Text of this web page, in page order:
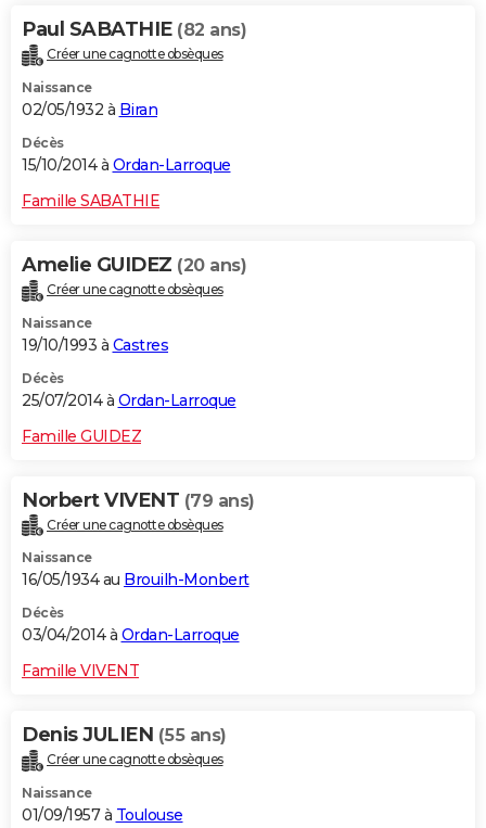
Paul SABATHIE (82 ans)
Créer une cagnotte obsèques
Naissance
02/05/1932 à Biran
Décès
15/10/2014 à Ordan-Larroque
Famille SABATHIE
Amelie GUIDEZ (20 ans)
Créer une cagnotte obsèques
Naissance
19/10/1993 à Castres
Décès
25/07/2014 à Ordan-Larroque
Famille GUIDEZ
Norbert VIVENT (79 ans)
Créer une cagnotte obsèques
Naissance
16/05/1934 au Brouilh-Monbert
Décès
03/04/2014 à Ordan-Larroque
Famille VIVENT
Denis JULIEN (55 ans)
Créer une cagnotte obsèques
Naissance
01/09/1957 à Toulouse